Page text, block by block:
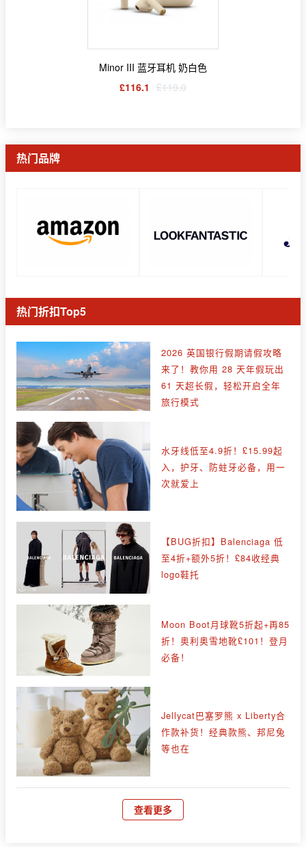
Minor III 蓝牙耳机 奶白色
£116.1 £119.0
热门品牌
热门折扣Top5
2026 英国银行假期请假攻略
来了！教你用 28 天年假玩出
61 天超长假，轻松开启全年
旅行模式
水牙线低至4.9折！£15.99起
入，护牙、防蛀牙必备，用一
次就爱上
【BUG折扣】Balenciaga 低
至4折+额外5折！£84收经典
logo鞋托
Moon Boot月球靴5折起+再85
折！奥利奥雪地靴£101！登月
必备！
Jellycat巴塞罗熊 x Liberty合
作款补货！经典款熊、邦尼兔
等也在
查看更多